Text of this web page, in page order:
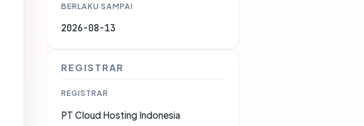
BERLAKU SAMPAI
2026-08-13
REGISTRAR
REGISTRAR
PT Cloud Hosting Indonesia